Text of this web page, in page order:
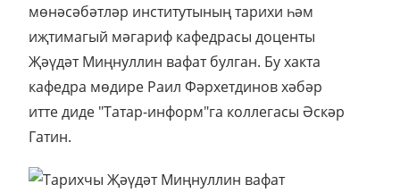
мөнәсәбәтләр институтының тарихи һәм
иҗтимагый мәгариф кафедрасы доценты
Җәүдәт Миңнуллин вафат булган. Бу хакта
кафедра мөдире Раил Фәрхетдинов хәбәр
итте диде "Татар-информ"га коллегасы Әскәр
Гатин.